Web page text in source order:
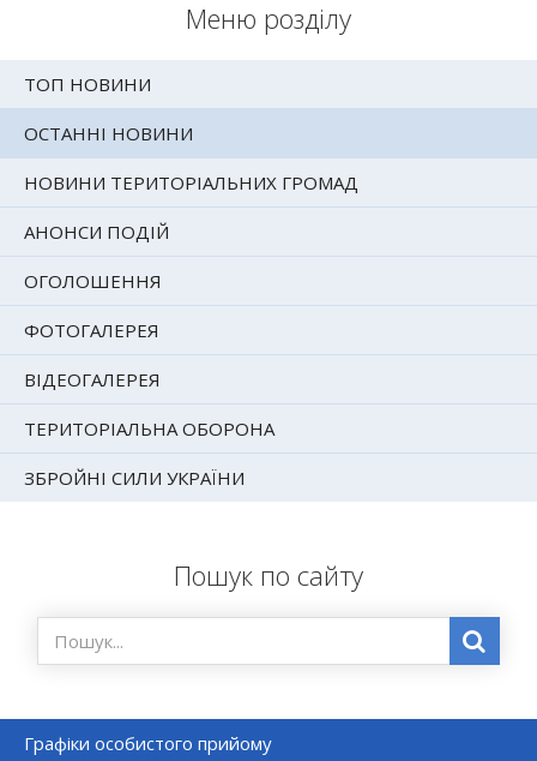
Меню розділу
ТОП НОВИНИ
ОСТАННІ НОВИНИ
НОВИНИ ТЕРИТОРІАЛЬНИХ ГРОМАД
АНОНСИ ПОДІЙ
ОГОЛОШЕННЯ
ФОТОГАЛЕРЕЯ
ВІДЕОГАЛЕРЕЯ
ТЕРИТОРІАЛЬНА ОБОРОНА
ЗБРОЙНІ СИЛИ УКРАЇНИ
Пошук по сайту
Графіки особистого прийому